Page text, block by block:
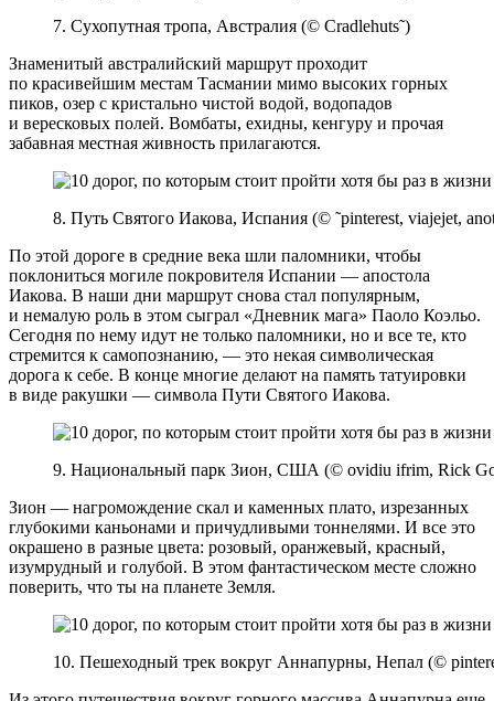
7. Сухопутная тропа, Австралия (© Cradlehuts˜)
Знаменитый австралийский маршрут проходит
по красивейшим местам Тасмании мимо высоких горных
пиков, озер с кристально чистой водой, водопадов
и вересковых полей. Вомбаты, ехидны, кенгуру и прочая
забавная местная живность прилагаются.
8. Путь Святого Иакова, Испания (© ˜pinterest, viajejet,
По этой дороге в средние века шли паломники, чтобы
поклониться могиле покровителя Испании — апостола
Иакова. В наши дни маршрут снова стал популярным,
и немалую роль в этом сыграл «Дневник мага» Паоло Коэльо.
Сегодня по нему идут не только паломники, но и все те, кто
стремится к самопознанию, — это некая символическая
дорога к себе. В конце многие делают на память татуировки
в виде ракушки — символа Пути Святого Иакова.
9. Национальный парк Зион, США (© ovidiu ifrim, Rick
Зион — нагромождение скал и каменных плато, изрезанных
глубокими каньонами и причудливыми тоннелями. И все это
окрашено в разные цвета: розовый, оранжевый, красный,
изумрудный и голубой. В этом фантастическом месте сложно
поверить, что ты на планете Земля.
10. Пешеходный трек вокруг Аннапурны, Непал (©